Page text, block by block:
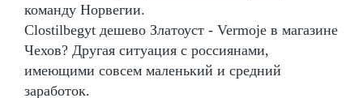
команду Норвегии.
Clostilbegyt дешево Златоуст - Vermoje в магазине
Чехов? Другая ситуация с россиянами,
имеющими совсем маленький и средний
заработок.